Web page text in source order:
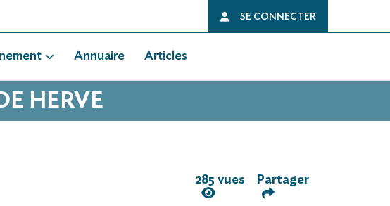
SE CONNECTER
Annuaire Articles
HERVE
285 vues Partager